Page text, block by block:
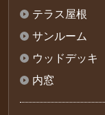
テラス屋根
サンルーム
ウッドデッキ
内窓